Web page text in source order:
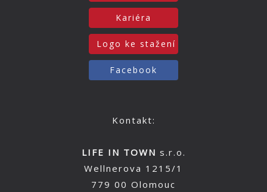
Kariéra
Logo ke stažení
Facebook
Kontakt:
LIFE IN TOWN s.r.o.
Wellnerova 1215/1
779 00 Olomouc